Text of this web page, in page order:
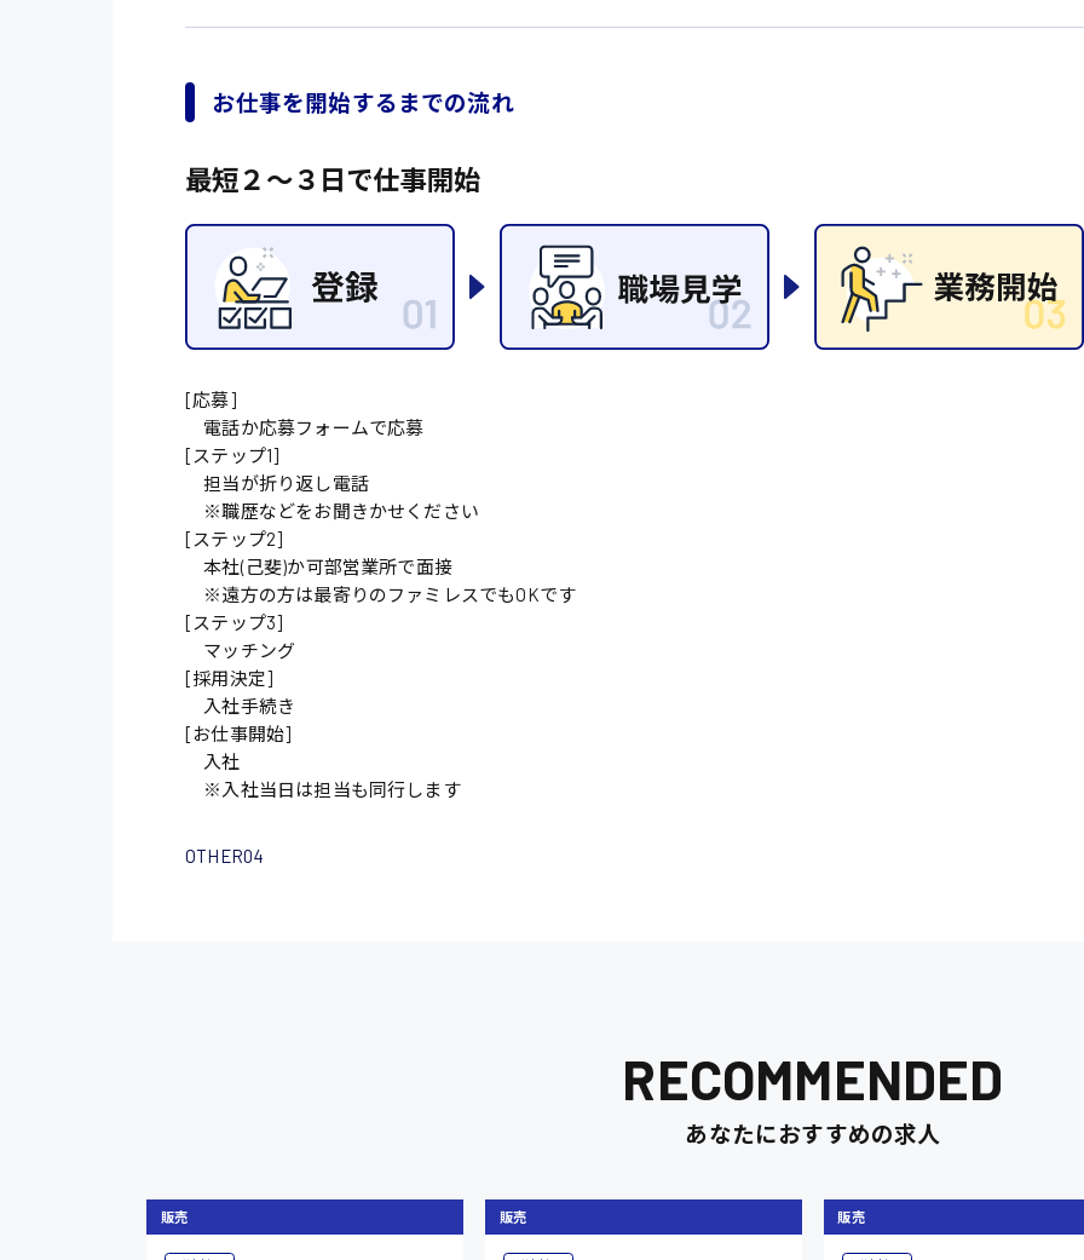
ラウンダー営業
その他の専門職
施設管理・整備 清掃 施工管理
お仕事を開始するまでの流れ
最短２〜３日で仕事開始
[応募]
電話か応募フォームで応募
[ステップ1]
担当が折り返し電話
※職歴などをお聞きかせください
[ステップ2]
本社(己斐)か可部営業所で面接
※遠方の方は最寄りのファミレスでもOKです
[ステップ3]
マッチング
[採用決定]
入社手続き
[お仕事開始]
入社
※入社当日は担当も同行します
OTHER04
RECOMMENDED
あなたにおすすめの求人
販売 販売 販売